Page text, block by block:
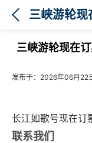
三峡游轮现在
发布于：2026年06月22
长江如歌号现在订
联系我们